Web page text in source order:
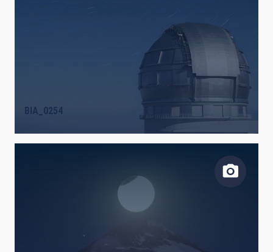
BIA_0254